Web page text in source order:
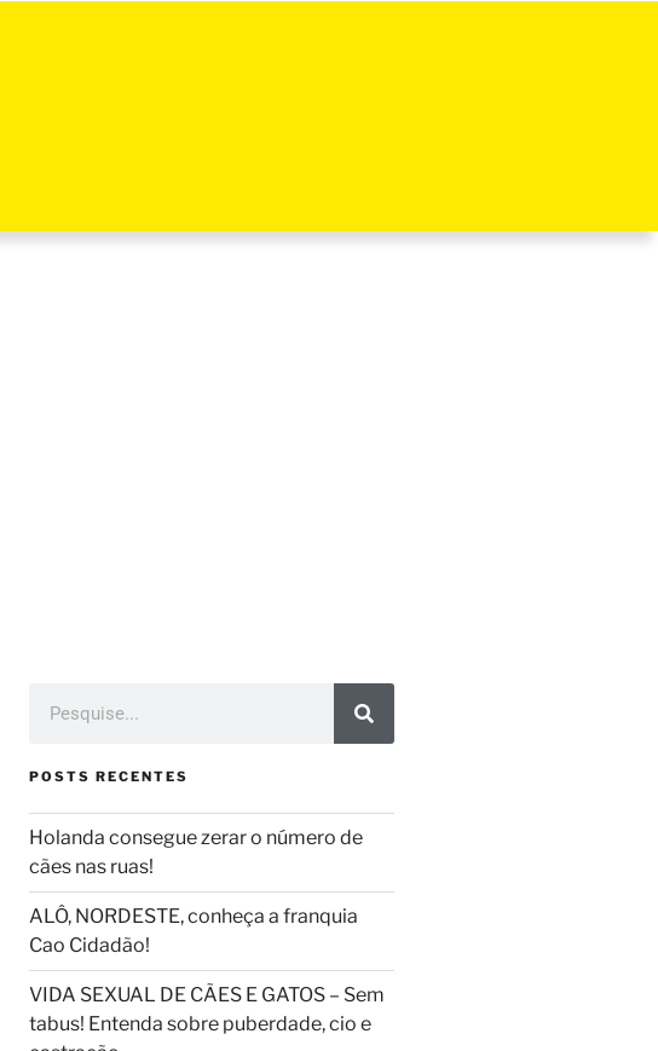
POSTS RECENTES
Holanda consegue zerar o número de
cães nas ruas!
ALÔ, NORDESTE, conheça a franquia
Cao Cidadão!
VIDA SEXUAL DE CÃES E GATOS – Sem
tabus! Entenda sobre puberdade, cio e